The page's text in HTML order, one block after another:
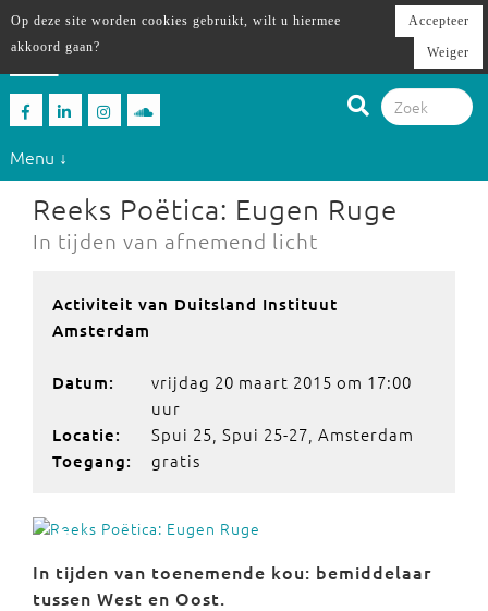
Menu ↓
Reeks Poëtica: Eugen Ruge
In tijden van afnemend licht
Activiteit van Duitsland Instituut
Amsterdam
Datum:
vrijdag 20 maart 2015 om 17:00
uur
Locatie: Spui 25, Spui 25-27, Amsterdam
Toegang: gratis
In tijden van toenemende kou: bemiddelaar
tussen West en Oost.
Op deze site worden cookies gebruikt, wilt u hiermee
akkoord gaan?
Accepteer
Weiger